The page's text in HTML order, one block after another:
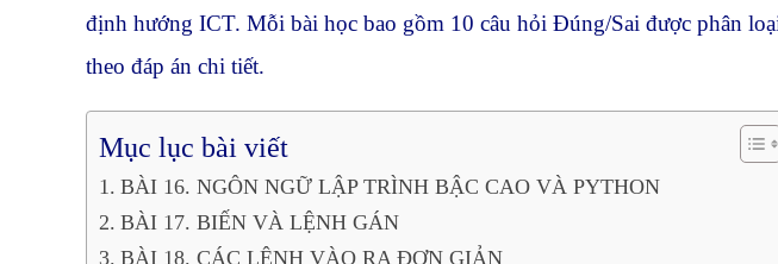
định hướng ICT. Mỗi bài học bao gồm 10 câu hỏi Đúng/Sai được phân
theo đáp án chi tiết.
Mục lục bài viết
BÀI 16. NGÔN NGỮ LẬP TRÌNH BẬC CAO VÀ PYTHON
BÀI 17. BIẾN VÀ LỆNH GÁN
BÀI 18. CÁC LỆNH VÀO RA ĐƠN GIẢN